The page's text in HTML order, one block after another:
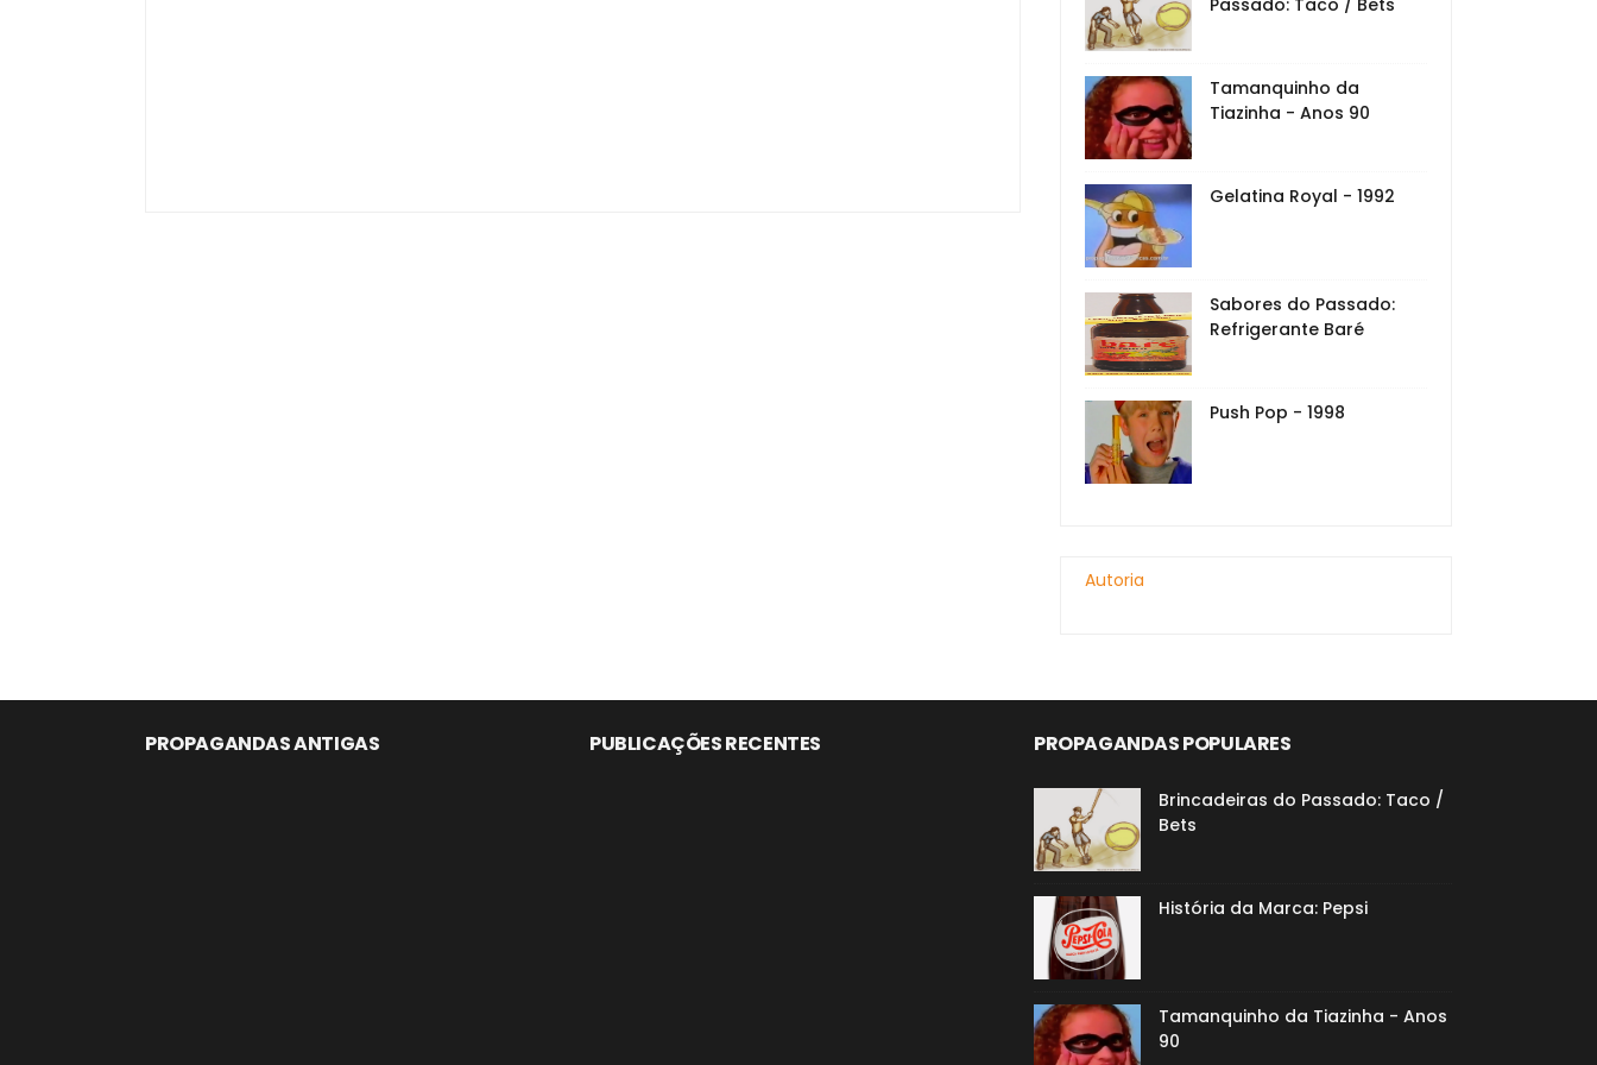
Passado: Taco / Bets
Tamanquinho da
Tiazinha - Anos 90
Gelatina Royal - 1992
Sabores do Passado:
Refrigerante Baré
Push Pop - 1998
Autoria
PROPAGANDAS ANTIGAS PUBLICAÇÕES RECENTES PROPAGANDAS POPULARES
Brincadeiras do Passado: Taco /
Bets
História da Marca: Pepsi
Tamanquinho da Tiazinha - Anos
90